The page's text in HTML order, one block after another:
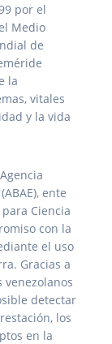
por el
Medio
de
la
vitales
y la vida
ente
Ciencia
con la
el uso
Gracias a
detectar
los
en la